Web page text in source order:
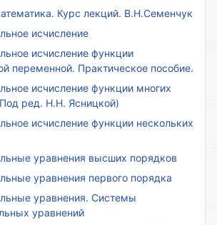
Курс лекций. В.Н.Семенчук
исчисление
исчисление функции
переменной. Практическое пособие.
исчисление функции многих
ред. Н.Н. Ясницкой)
исчисление функции нескольких
уравнения высших порядков
уравнения первого порядка
уравнения. Системы
уравнений